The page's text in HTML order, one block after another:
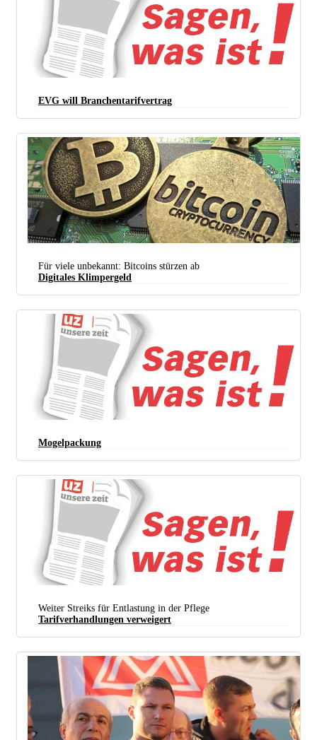
EVG will Branchentarifvertrag
(Foto:Low res photo/flickr.com/ Lizenz:CC BY 2.0)
Für viele unbekannt: Bitcoins stürzen ab
Digitales Klimpergeld
Mogelpackung
Weiter Streiks für Entlastung in der Pflege
Tarifverhandlungen verweigert